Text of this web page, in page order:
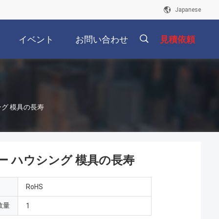
Japanese
イベント お問い合わせ 見積依頼
模具の長寿
ハウシング 模具の長寿
RoHS
量 1